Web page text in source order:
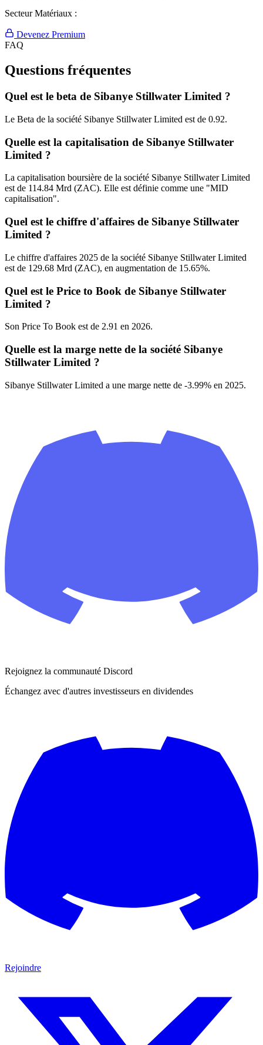
Secteur Matériaux :
Devenez Premium
FAQ
Questions fréquentes
Quel est le beta de Sibanye Stillwater Limited ?
Le Beta de la société Sibanye Stillwater Limited est de 0.92.
Quelle est la capitalisation de Sibanye Stillwater
Limited ?
La capitalisation boursière de la société Sibanye Stillwater Limited
est de 114.84 Mrd (ZAC). Elle est définie comme une "MID
capitalisation".
Quel est le chiffre d'affaires de Sibanye Stillwater
Limited ?
Le chiffre d'affaires 2025 de la société Sibanye Stillwater Limited
est de 129.68 Mrd (ZAC), en augmentation de 15.65%.
Quel est le Price to Book de Sibanye Stillwater
Limited ?
Son Price To Book est de 2.91 en 2026.
Quelle est la marge nette de la société Sibanye
Stillwater Limited ?
Sibanye Stillwater Limited a une marge nette de -3.99% en 2025.
Rejoignez la communauté Discord
Échangez avec d'autres investisseurs en dividendes
Rejoindre